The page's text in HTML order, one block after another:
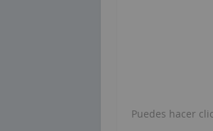
Puedes hacer